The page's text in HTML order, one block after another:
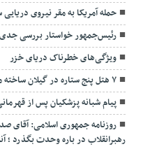
حمله آمریکا به مقر نیروی دریایی
رئیس‌جمهور خواستار بررسی
ویژگی‌های خطرناک دریای خزر
۷ هتل پنج ستاره در گیلان ساخته می‌شود
پیام شبانه پزشکیان پس از
روزنامه جمهوری اسلامی: آقای
رهبرانقلاب در باره وحدت بگذرد ؛